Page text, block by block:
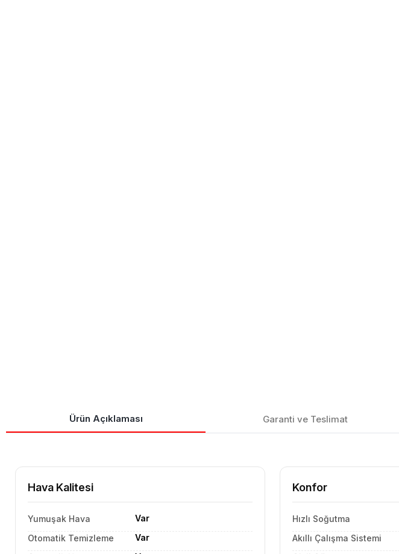
Ürün Açıklaması Garanti ve Teslimat
Hava Kalitesi
Yumuşak Hava
Var
Otomatik Temizleme
Var
Konfor
Hızlı Soğutma
Akıllı Çalışma Sistemi